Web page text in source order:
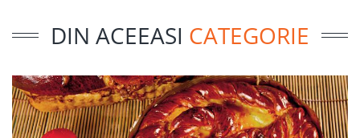
DIN ACEEASI CATEGORIE